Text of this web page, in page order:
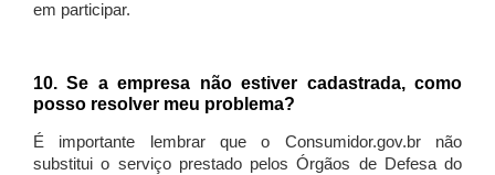
em participar.
10. Se a empresa não estiver cadastrada, como
posso resolver meu problema?
É importante lembrar que o Consumidor.gov.br não
substitui o serviço prestado pelos Órgãos de Defesa do